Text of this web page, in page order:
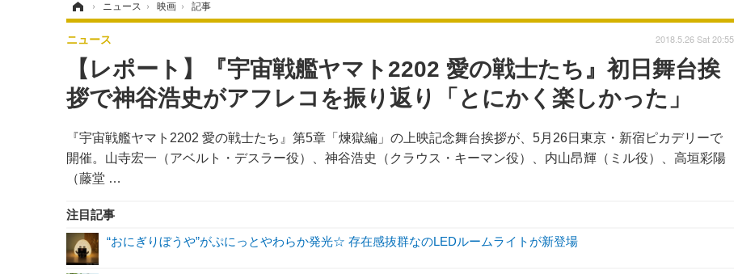
› ニュース › 映画 › 記事
【レポート】『宇宙戦艦ヤマト2202 愛の戦士たち』初日舞台挨
拶で神谷浩史がアフレコを振り返り「とにかく楽しかった」
『宇宙戦艦ヤマト2202 愛の戦士たち』第5章「煉獄編」の上映記念舞台挨拶が、5月26日東京・新宿ピカデリーで
開催。山寺宏一（アベルト・デスラー役）、神谷浩史（クラウス・キーマン役）、内山昂輝（ミル役）、高垣彩陽
（藤堂 …
ニュース 2018.5.26 Sat 20:55
注目記事
“おにぎりぼうや”がぷにっとやわらか発光☆ 存在感抜群なのLEDルームライトが新登場